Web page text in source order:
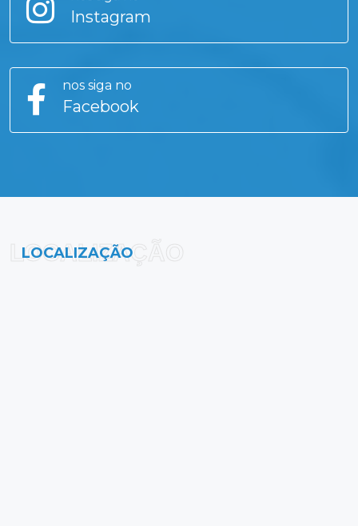
Instagram
nos siga no
Facebook
LOCALIZAÇÃO
LOCALIZAÇÃO